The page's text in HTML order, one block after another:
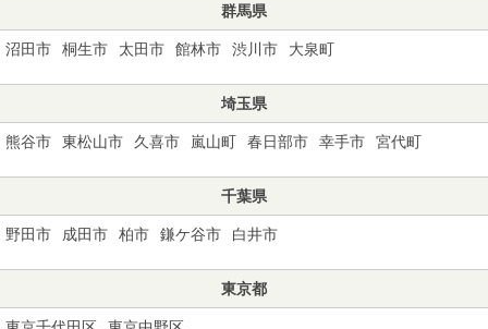
群馬県
沼田市 桐生市 太田市 館林市 渋川市 大泉町
埼玉県
熊谷市 東松山市 久喜市 嵐山町 春日部市 幸手市 宮代町
千葉県
野田市 成田市 柏市 鎌ケ谷市 白井市
東京都